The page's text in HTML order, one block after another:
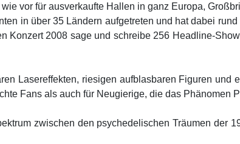
vor für ausverkaufte Hallen in ganz Europa,
in über 35 Ländern aufgetreten und hat dabei
Konzert 2008 sage und schreibe 256 Headline-
Lasereffekten, riesigen aufblasbaren Figuren und
Fans als auch für Neugierige, die das Phänomen
zwischen den psychedelischen Träumen der